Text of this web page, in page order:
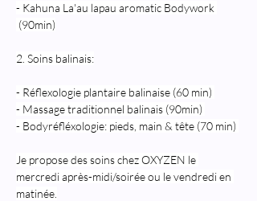
- Kahuna La'au lapau aromatic Bodywork
(90min)
2. Soins balinais:
- Réflexologie plantaire balinaise (60 min)
- Massage traditionnel balinais (90min)
- Bodyréfléxologie: pieds, main & tête (70 min)
Je propose des soins chez OXYZEN le
mercredi après-midi/soirée ou le vendredi en
matinée.